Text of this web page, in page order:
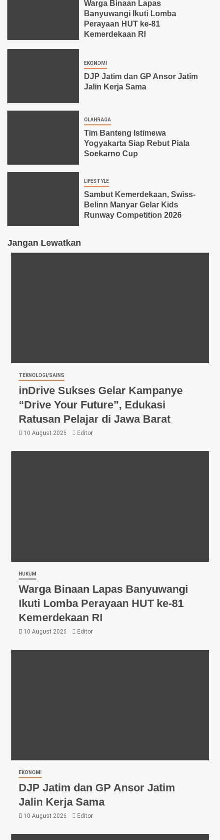
Warga Binaan Lapas
Banyuwangi Ikuti Lomba
Perayaan HUT ke-81
Kemerdekaan RI
EKONOMI
DJP Jatim dan GP Ansor Jatim
Jalin Kerja Sama
OLAHRAGA
Tim Banteng Istimewa
Yogyakarta Siap Rebut Piala
Soekarno Cup
LIFESTYLE
Sambut Kemerdekaan, Swiss-
Belinn Manyar Gelar Kids
Runway Competition 2026
Jangan Lewatkan
TEKNOLOGI/SAINS
inDrive Sukses Gelar Kampanye
“Drive Your Future”, Edukasi
Ratusan Pelajar di Jawa Barat
10 August 2026 Editor
HUKUM
Warga Binaan Lapas Banyuwangi
Ikuti Lomba Perayaan HUT ke-81
Kemerdekaan RI
10 August 2026 Editor
EKONOMI
DJP Jatim dan GP Ansor Jatim
Jalin Kerja Sama
10 August 2026 Editor